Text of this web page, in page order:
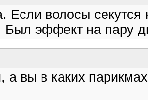
Если волосы секутся
Был эффект на пару
а вы в каких